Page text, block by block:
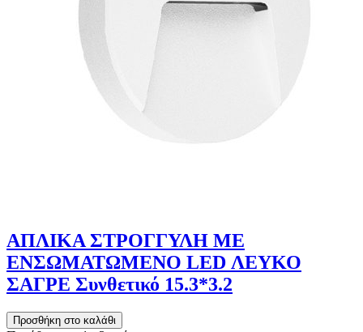
ΑΠΛΙΚΑ ΣΤΡΟΓΓΥΛΗ ΜΕ
ΕΝΣΩΜΑΤΩΜΕΝΟ LED ΛΕΥΚΟ
ΣΑΓΡΕ Συνθετικό 15.3*3.2